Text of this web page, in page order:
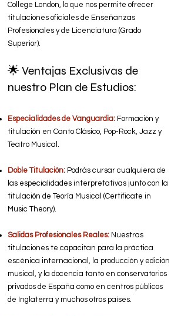
College London, lo que nos permite ofrecer
titulaciones oficiales de Enseñanzas
Profesionales y de Licenciatura (Grado
Superior).
🌟 Ventajas Exclusivas de
nuestro Plan de Estudios:
Especialidades de Vanguardia: Formación y
titulación en Canto Clásico, Pop-Rock, Jazz y
Teatro Musical.
Doble Titulación: Podrás cursar cualquiera de
las especialidades interpretativas junto con la
titulación de Teoría Musical (Certificate in
Music Theory).
Salidas Profesionales Reales: Nuestras
titulaciones te capacitan para la práctica
escénica internacional, la producción y edición
musical, y la docencia tanto en conservatorios
privados de España como en centros públicos
de Inglaterra y muchos otros países.